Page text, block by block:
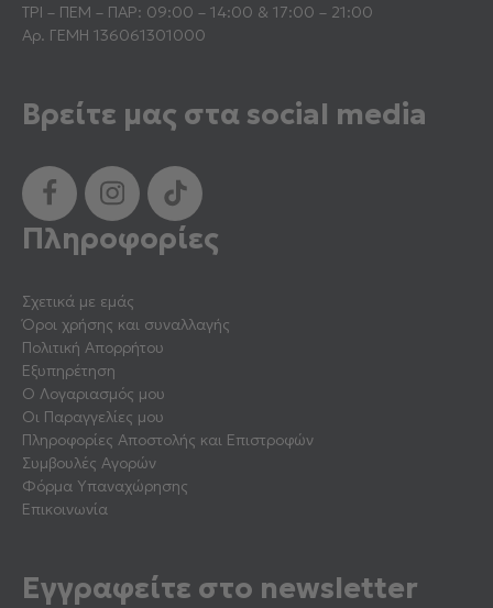
ΤΡΙ – ΠΕΜ – ΠΑΡ: 09:00 – 14:00 & 17:00 – 21:00
Αρ. ΓΕΜΗ 136061301000
Βρείτε μας στα social media
Πληροφορίες
Σχετικά με εμάς
Όροι χρήσης και συναλλαγής
Πολιτική Απορρήτου
Εξυπηρέτηση
Ο Λογαριασμός μου
Οι Παραγγελίες μου
Πληροφορίες Αποστολής και Επιστροφών
Συμβουλές Αγορών
Φόρμα Υπαναχώρησης
Επικοινωνία
Εγγραφείτε στο newsletter